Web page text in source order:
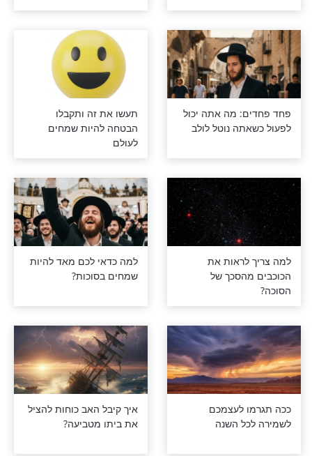
עכשיו לתפוס
בידיים!
למה השטן מבקש דווקא
את העיניים שלנו?
מה אתה יכול
נוטל לולב
תעשו את זה ותקבלו
הבטחה להיות שמחים